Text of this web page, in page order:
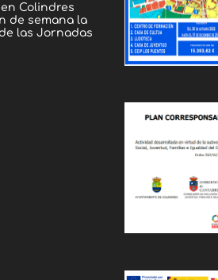
en Colindres
de semana la
las Jornadas